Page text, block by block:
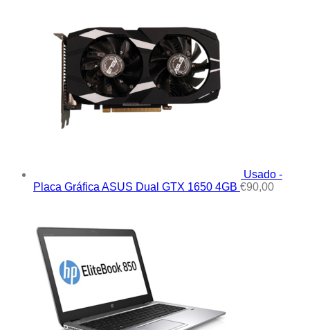
Usado -
Placa Gráfica ASUS Dual GTX 1650 4GB €90,00